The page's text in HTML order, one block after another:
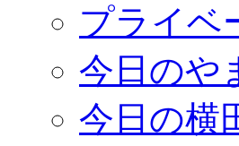
プライベ
今日のや
今日の横